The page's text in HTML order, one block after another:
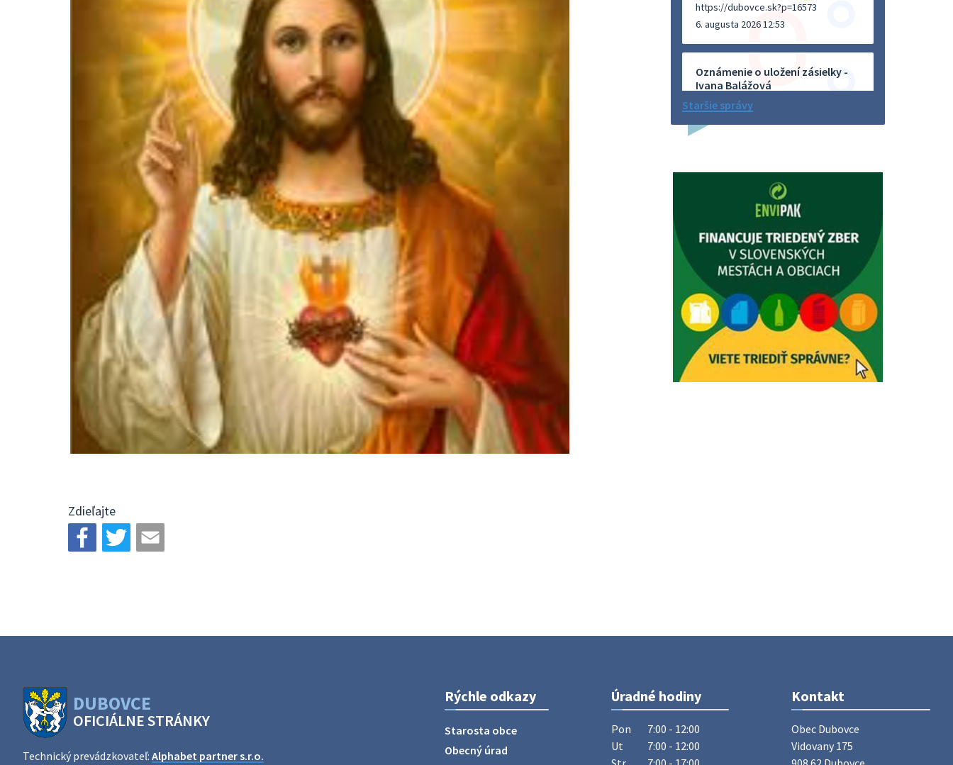
Zdieľajte
https://dubovce.sk?p=16573
6. augusta 2026 12:53
Oznámenie o uložení zásielky -
Ivana Balážová
Na úradnej tabuli je nová výveska.
5. augusta 2026 12:38
Dovolenka - MUDr. Marián Sivoň
Ambulancia pre dospelých - MUDr.
Marián Sivoň Popudinské Močidľany
oznamuje, že od 19.8 - 28.8.2026
budeZATVORENÁ z dôvodu čerpania
dovolenky. Akútne prípady bude riešiť
MUDr.Fisch…
5. augusta 2026 12:35
Zajtrajší zvoz odpadu
Vážený občan, zajtra 5. 8. sa bude
zvážať komunálny odpad.
ZBER ŽELEZA
Obecného úradu budú od 8.00 hod.
odpad …
27. júla 2026 06:31
Staršie správy
DUBOVCE
OFICIÁLNE STRÁNKY
Technický prevádzkovateľ: Alphabet partner s.r.o.
Rýchle odkazy
Starosta obce
Obecný úrad
Úradné hodiny
Pon
7:00 - 12:00
Ut
7:00 - 12:00
Kontakt
Obec Dubovce
Vidovany 175